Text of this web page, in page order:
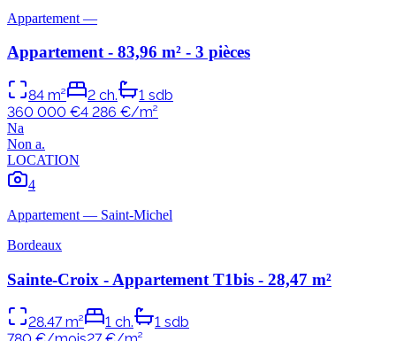
Appartement —
Appartement - 83,96 m² - 3 pièces
84 m² 2 ch. 1 sdb
360 000 €4 286 €/m²
Na
Non a.
LOCATION
4
Appartement — Saint-Michel
Bordeaux
Sainte-Croix - Appartement T1bis - 28,47 m²
28.47m² 1 ch. 1 sdb